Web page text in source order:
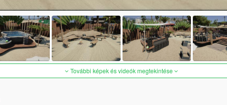
További képek és videók megtekintése